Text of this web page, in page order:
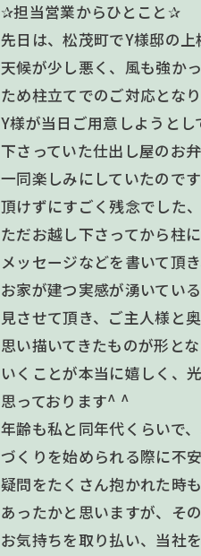
✰担当営業からひとこと✰
先日は、松茂町でY様邸の
天候が少し悪く、風も強か
ため柱立てでのご対応となり
Y様が当日ご用意しようとし
下さっていた仕出し屋のお
一同楽しみにしていたのです
頂けずにすごく残念でした、
ただお越し下さってから柱に
メッセージなどを書いて頂き
お家が建つ実感が湧いてい
見させて頂き、ご主人様と
思い描いてきたものが形と
いくことが本当に嬉しく、
思っております^ ^
年齢も私と同年代くらいで
づくりを始められる際に不
疑問をたくさん抱かれた時も
あったかと思いますが、その
お気持ちを取り払い、当社を